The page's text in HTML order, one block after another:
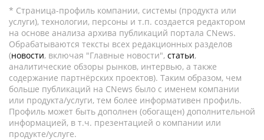
* Страница-профиль компании, системы (продукта или
услуги), технологии, персоны и т.п. создается редактором
на основе анализа архива публикаций портала CNews.
Обрабатываются тексты всех редакционных разделов
(новости, включая "Главные новости", статьи,
аналитические обзоры рынков, интервью, а также
содержание партнёрских проектов). Таким образом, чем
больше публикаций на CNews было с именем компании
или продукта/услуги, тем более информативен профиль.
Профиль может быть дополнен (обогащен) дополнительной
информацией, в т.ч. презентацией о компании или
продукте/услуге.